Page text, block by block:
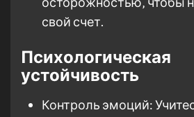
свой счет.
Психологическая
устойчивость
Контроль эмоций: